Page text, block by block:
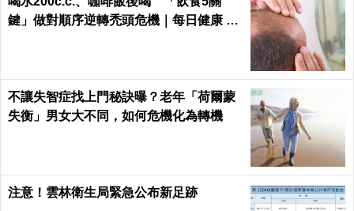
鍵」做對順序逆轉禿頭危機｜每日健康 He
不讓失智症找上門秘訣曝？老年「荷爾蒙
失衡」男女大不同，如何危機化為轉機
注意！雲林衛生局緊急公布新足跡